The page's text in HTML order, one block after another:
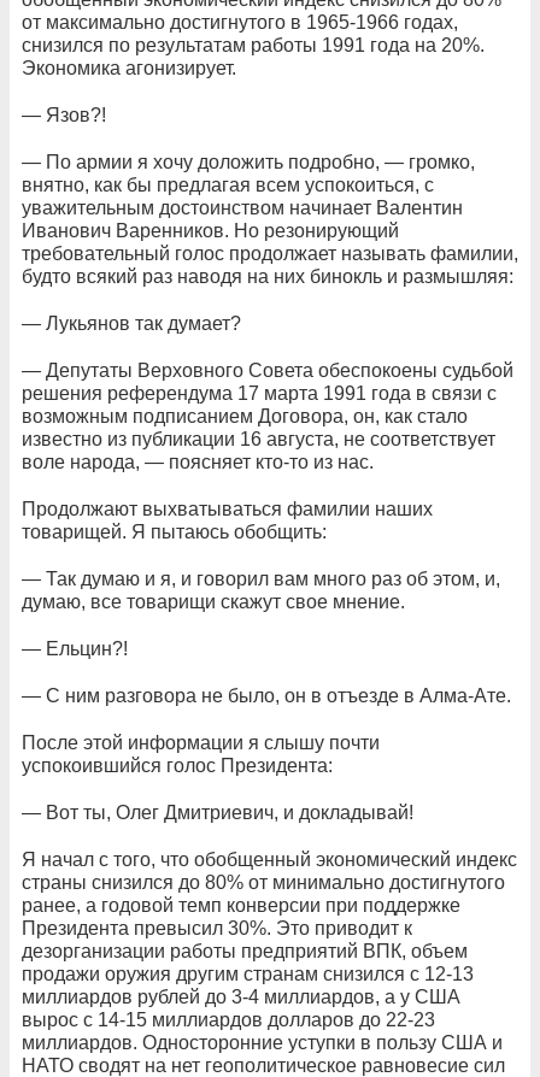
от максимально достигнутого в 1965-1966 годах,
снизился по результатам работы 1991 года на 20%.
Экономика агонизирует.
— Язов?!
— По армии я хочу доложить подробно, — громко,
внятно, как бы предлагая всем успокоиться, с
уважительным достоинством начинает Валентин
Иванович Варенников. Но резонирующий
требовательный голос продолжает называть фамилии,
будто всякий раз наводя на них бинокль и размышляя:
— Лукьянов так думает?
— Депутаты Верховного Совета обеспокоены судьбой
решения референдума 17 марта 1991 года в связи с
возможным подписанием Договора, он, как стало
известно из публикации 16 августа, не соответствует
воле народа, — поясняет кто-то из нас.
Продолжают выхватываться фамилии наших
товарищей. Я пытаюсь обобщить:
— Так думаю и я, и говорил вам много раз об этом, и,
думаю, все товарищи скажут свое мнение.
— Ельцин?!
— С ним разговора не было, он в отъезде в Алма-Ате.
После этой информации я слышу почти
успокоившийся голос Президента:
— Вот ты, Олег Дмитриевич, и докладывай!
Я начал с того, что обобщенный экономический индекс
страны снизился до 80% от минимально достигнутого
ранее, а годовой темп конверсии при поддержке
Президента превысил 30%. Это приводит к
дезорганизации работы предприятий ВПК, объем
продажи оружия другим странам снизился с 12-13
миллиардов рублей до 3-4 миллиардов, а у США
вырос с 14-15 миллиардов долларов до 22-23
миллиардов. Односторонние уступки в пользу США и
НАТО сводят на нет геополитическое равновесие сил